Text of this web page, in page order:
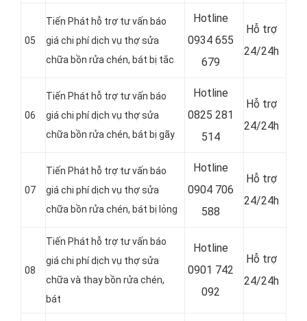
05
Tiến Phát hỗ trợ tư vấn báo
giá chi phí dịch vụ thợ sửa
chữa bồn rửa chén, bát bị tắc
Hotline
0934 655
679
Hỗ trợ
24/24h
06
Tiến Phát hỗ trợ tư vấn báo
giá chi phí dịch vụ thợ sửa
chữa bồn rửa chén, bát bị gãy
Hotline
0825 281
514
Hỗ trợ
24/24h
07
Tiến Phát hỗ trợ tư vấn báo
giá chi phí dịch vụ thợ sửa
chữa bồn rửa chén, bát bị lỏng
Hotline
0904 706
588
Hỗ trợ
24/24h
08
Tiến Phát hỗ trợ tư vấn báo
giá chi phí dịch vụ thợ sửa
chữa và thay bồn rửa chén,
bát
Hotline
0901 742
092
Hỗ trợ
24/24h